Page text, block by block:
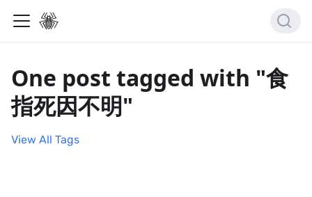
One post tagged with "食
指死因不明"
View All Tags